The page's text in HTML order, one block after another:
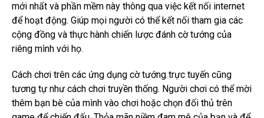
mới nhất và phần mềm này thông qua việc kết nối internet
để hoạt động. Giúp mọi người có thể kết nối tham gia các
cộng đồng và thực hành chiến lược đánh cờ tướng của
riêng mình với họ.
Cách chơi trên các ứng dụng cờ tướng trực tuyến cũng
tương tự như cách chơi truyền thống. Người chơi có thể mời
thêm bạn bè của mình vào chơi hoặc chọn đối thủ trên